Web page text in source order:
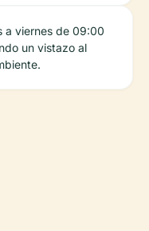
a viernes de 09:00
un vistazo al